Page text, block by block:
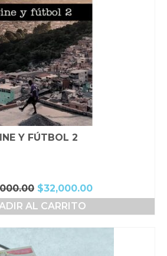
Y FÚTBOL 2
El
precio
original
$32,000.00El
precio
AL CARRITO